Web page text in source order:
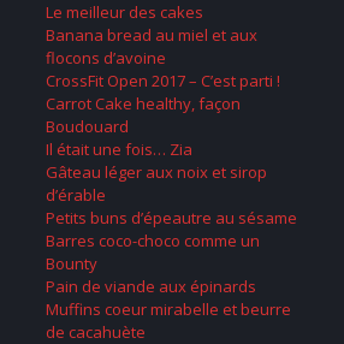
Le meilleur des cakes
Banana bread au miel et aux
flocons d’avoine
CrossFit Open 2017 – C’est parti !
Carrot Cake healthy, façon
Boudouard
Il était une fois… Zia
Gâteau léger aux noix et sirop
d’érable
Petits buns d’épeautre au sésame
Barres coco-choco comme un
Bounty
Pain de viande aux épinards
Muffins coeur mirabelle et beurre
de cacahuète